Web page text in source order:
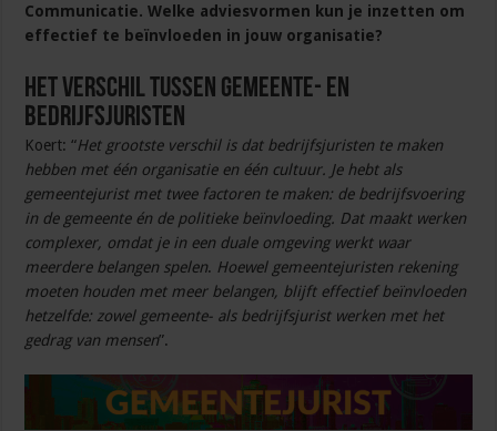
Communicatie. Welke adviesvormen kun je inzetten om
effectief te beïnvloeden in jouw organisatie?
Het verschil tussen gemeente- en
bedrijfsjuristen
Koert: “Het grootste verschil is dat bedrijfsjuristen te maken
hebben met één organisatie en één cultuur. Je hebt als
gemeentejurist met twee factoren te maken: de bedrijfsvoering
in de gemeente én de politieke beïnvloeding. Dat maakt werken
complexer, omdat je in een duale omgeving werkt waar
meerdere belangen spelen. Hoewel gemeentejuristen rekening
moeten houden met meer belangen, blijft effectief beïnvloeden
hetzelfde: zowel gemeente- als bedrijfsjurist werken met het
gedrag van mensen”.